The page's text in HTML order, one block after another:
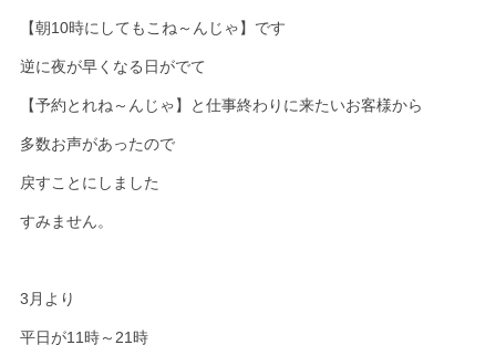
【朝10時にしてもこね～んじゃ】です
逆に夜が早くなる日がでて
【予約とれね～んじゃ】と仕事終わりに来たいお客様から
多数お声があったので
戻すことにしました
すみません。
3月より
平日が11時～21時